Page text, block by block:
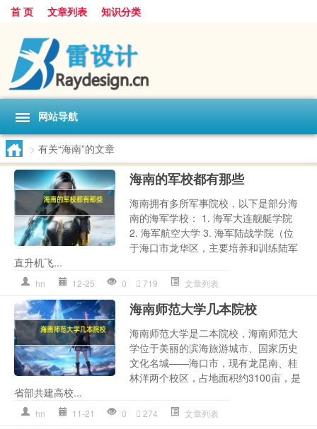
首 页 文章列表 知识分类
网站导航
> 有关“海南”的文章
海南的军校都有那些
海南拥有多所军事院校，以下是部分海
南的海军学校： 1. 海军大连舰艇学院
2. 海军航空大学 3. 海军陆战学院（位
于海口市龙华区，主要培养和训练陆军
直升机飞...
hn 12-25 0 719 文章列表
海南师范大学几本院校
海南师范大学是二本院校，海南师范大
学位于美丽的滨海旅游城市、国家历史
文化名城——海口市，现有龙昆南、桂
林洋两个校区，占地面积约3100亩，是
省部共建高校...
hn 11-21 0 274 文章列表